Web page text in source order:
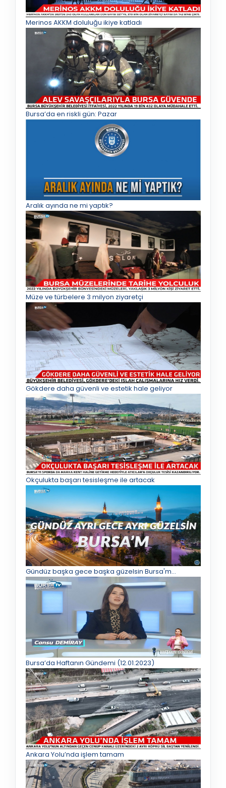
Merinos AKKM doluluğu ikiye katladı
Bursa’da en riskli gün: Pazar
Aralık ayında ne mi yaptık?
Müze ve türbelere 3 milyon ziyaretçi
Gökdere daha güvenli ve estetik hale geliyor
Okçulukta başarı tesisleşme ile artacak
Gündüz başka gece başka güzelsin Bursa'm...
Bursa’da Haftanın Gündemi (12.01.2023)
Ankara Yolu’nda işlem tamam